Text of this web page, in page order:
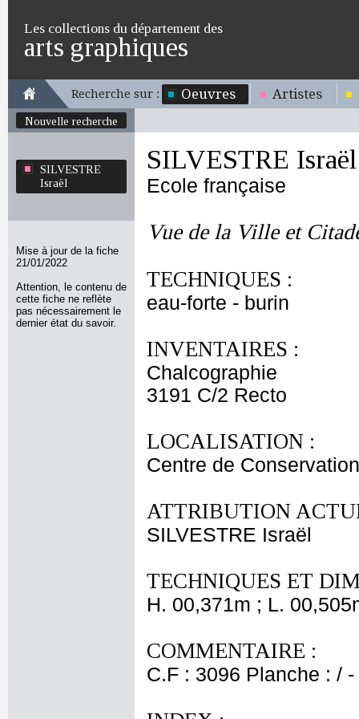
Les collections du département des
arts graphiques
Recherche sur : Oeuvres Artistes
Nouvelle recherche
SILVESTRE
Israël
Mise à jour de la fiche
21/01/2022
Attention, le contenu de
cette fiche ne reflète
pas nécessairement le
dernier état du savoir.
SILVESTRE Israël
Ecole française
Vue de la Ville et
TECHNIQUES :
eau-forte - burin
INVENTAIRES :
Chalcographie
3191 C/2 Recto
LOCALISATION :
Centre de
ATTRIBUTION
SILVESTRE Israël
TECHNIQUES ET
H. 00,371m ; L.
COMMENTAIRE :
C.F : 3096 Planche : /